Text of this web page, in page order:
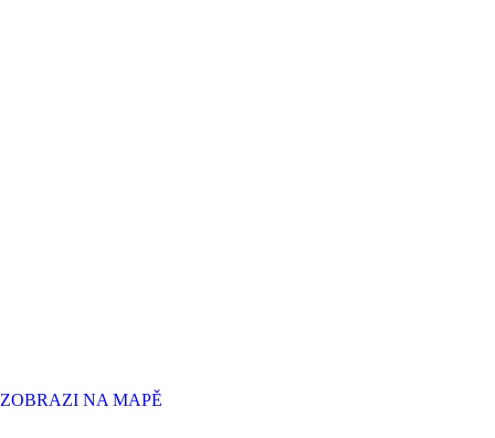
ZOBRAZI NA MAPĚ